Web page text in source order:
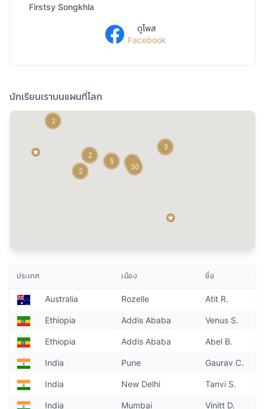
Firstsy Songkhla
ดูโพส
Facebook
นักเรียนเราบนแผนที่โลก
2
5
3
2
30
2
2
ประเทศ เมือง ชื่อ
Australia Rozelle Atit R.
Ethiopia Addis Ababa Venus S.
Ethiopia Addis Ababa Abel B.
India Pune Gaurav C.
India New Delhi Tanvi S.
India Mumbai Vinitt D.